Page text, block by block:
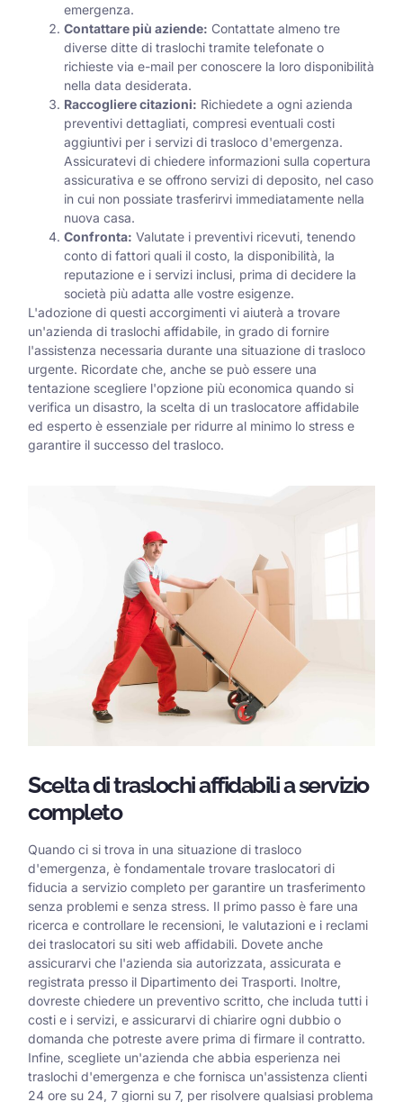
emergenza.
Contattare più aziende: Contattate almeno tre
diverse ditte di traslochi tramite telefonate o
richieste via e-mail per conoscere la loro disponibilità
nella data desiderata.
Raccogliere citazioni: Richiedete a ogni azienda
preventivi dettagliati, compresi eventuali costi
aggiuntivi per i servizi di trasloco d'emergenza.
Assicuratevi di chiedere informazioni sulla copertura
assicurativa e se offrono servizi di deposito, nel caso
in cui non possiate trasferirvi immediatamente nella
nuova casa.
Confronta: Valutate i preventivi ricevuti, tenendo
conto di fattori quali il costo, la disponibilità, la
reputazione e i servizi inclusi, prima di decidere la
società più adatta alle vostre esigenze.
L'adozione di questi accorgimenti vi aiuterà a trovare
un'azienda di traslochi affidabile, in grado di fornire
l'assistenza necessaria durante una situazione di trasloco
urgente. Ricordate che, anche se può essere una
tentazione scegliere l'opzione più economica quando si
verifica un disastro, la scelta di un traslocatore affidabile
ed esperto è essenziale per ridurre al minimo lo stress e
garantire il successo del trasloco.
Scelta di traslochi affidabili a servizio
completo
Quando ci si trova in una situazione di trasloco
d'emergenza, è fondamentale trovare traslocatori di
fiducia a servizio completo per garantire un trasferimento
senza problemi e senza stress. Il primo passo è fare una
ricerca e controllare le recensioni, le valutazioni e i reclami
dei traslocatori su siti web affidabili. Dovete anche
assicurarvi che l'azienda sia autorizzata, assicurata e
registrata presso il Dipartimento dei Trasporti. Inoltre,
dovreste chiedere un preventivo scritto, che includa tutti i
costi e i servizi, e assicurarvi di chiarire ogni dubbio o
domanda che potreste avere prima di firmare il contratto.
Infine, scegliete un'azienda che abbia esperienza nei
traslochi d'emergenza e che fornisca un'assistenza clienti
24 ore su 24, 7 giorni su 7, per risolvere qualsiasi problema